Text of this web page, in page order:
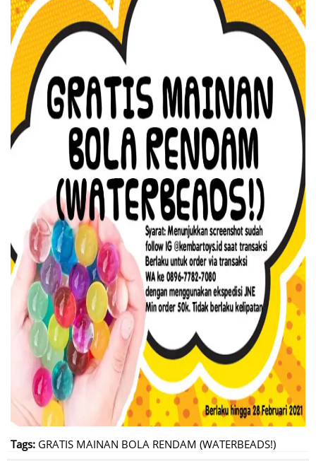
Tags: GRATIS MAINAN BOLA RENDAM (WATERBEADS!)